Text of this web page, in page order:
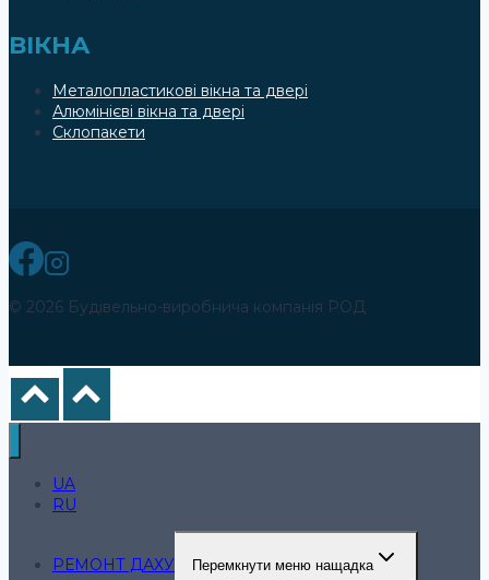
ВІКНА
Металопластикові вікна та двері
Алюмінієві вікна та двері
Склопакети
© 2026 Будівельно-виробнича компанія РОД
UA
RU
РЕМОНТ ДАХУ Перемкнути меню нащадка